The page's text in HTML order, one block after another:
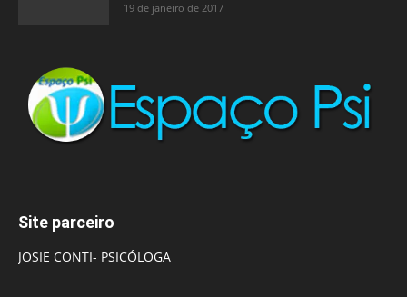
19 de janeiro de 2017
Site parceiro
JOSIE CONTI- PSICÓLOGA